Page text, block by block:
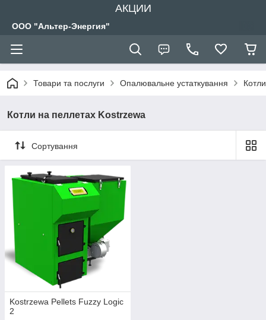
АКЦИИ
ООО "Альтер-Энергия"
Товари та послуги Опалювальне устаткування Котли
Котли на пеллетах Kostrzewa
Сортування
Kostrzewa Pellets Fuzzy Logic
2